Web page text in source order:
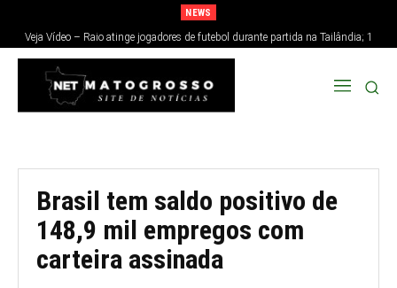
NEWS
Veja Vídeo – Raio atinge jogadores de futebol durante partida na Tailândia; 1
morre e 12 ficam feridos
Brasil tem saldo positivo de
148,9 mil empregos com
carteira assinada